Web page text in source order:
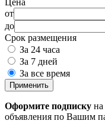
от
до
Срок размещения
За 24 часа
За 7 дней
За все время
Применить
Оформите подписку
объявления по Вашим